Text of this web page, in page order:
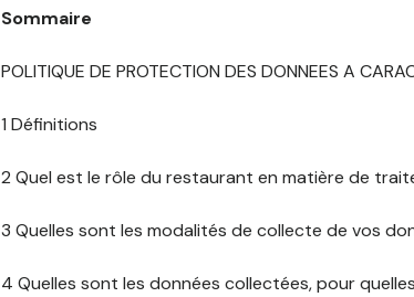
Sommaire
POLITIQUE DE PROTECTION DES DONNEES A
1 Définitions
2 Quel est le rôle du restaurant en matière de
3 Quelles sont les modalités de collecte de vos
4 Quelles sont les données collectées, pour